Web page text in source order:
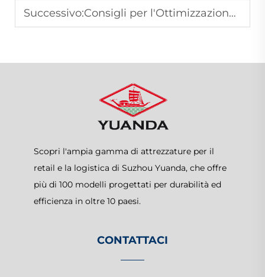
Successivo:Consigli per l'Ottimizzazione dello Spazio con Scaffalature per Magazzino
Scopri l'ampia gamma di attrezzature per il
retail e la logistica di Suzhou Yuanda, che offre
più di 100 modelli progettati per durabilità ed
efficienza in oltre 10 paesi.
CONTATTACI